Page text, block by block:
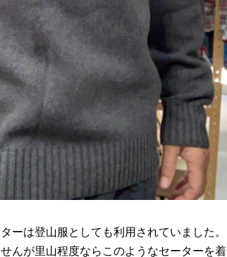
ーは登山服としても利用されていました
んが里山程度ならこのようなセーターを